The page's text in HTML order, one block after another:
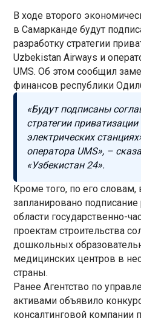
В ходе второго
в Самарканде будут
разработку стратегии
Uzbekistan Airways и
UMS. Об этом сообщил
финансов республики
«Будут подписаны
стратегии
электрических
оператора UMS», –
«Узбекистан 24».
Кроме того, по его
запланировано
области государственно-
проектам строительства
дошкольных
медицинских центров в
страны.
Ранее Агентство по
активами объявило
консалтинговой компании